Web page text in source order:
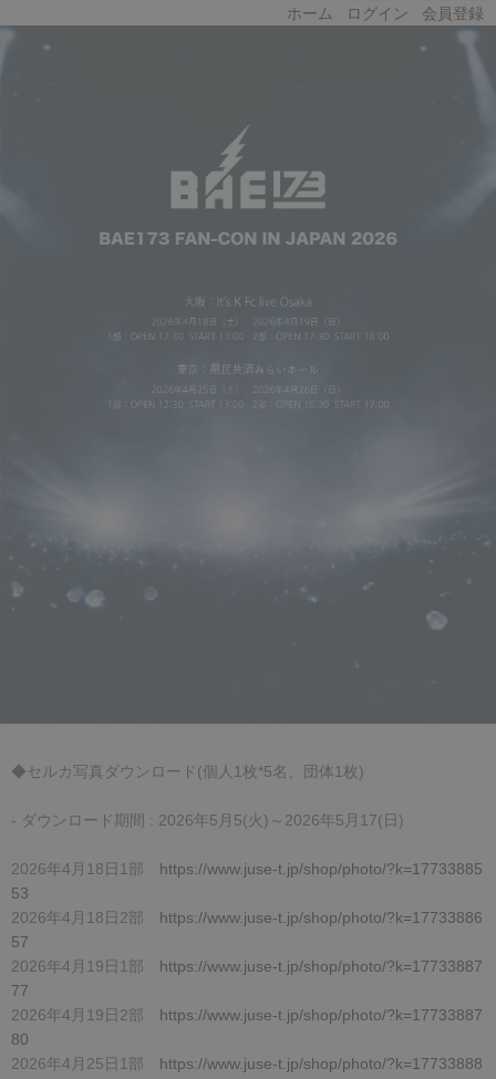
ホーム ログイン 会員登録
◆セルカ写真ダウンロード(個人1枚*5名、団体1枚)
- ダウンロード期間 : 2026年5月5(火)～2026年5月17(日)
2026年4月18日1部 https://www.juse-t.jp/shop/photo/?k=17733885
53
2026年4月18日2部 https://www.juse-t.jp/shop/photo/?k=17733886
57
2026年4月19日1部 https://www.juse-t.jp/shop/photo/?k=17733887
77
2026年4月19日2部 https://www.juse-t.jp/shop/photo/?k=17733887
80
2026年4月25日1部 https://www.juse-t.jp/shop/photo/?k=17733888